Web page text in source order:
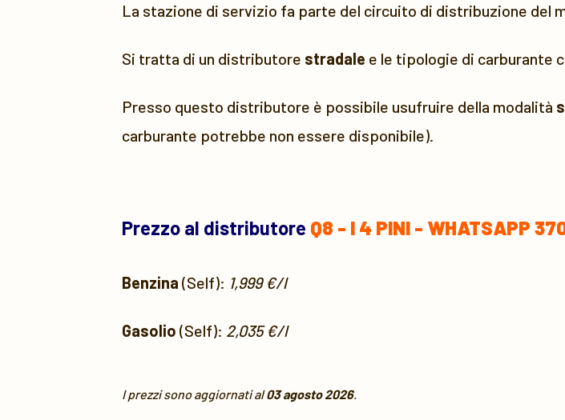
La stazione di servizio fa parte del circuito di distribuzione del
Si tratta di un distributore stradale e le tipologie di carburante
Presso questo distributore è possibile usufruire della modalità
carburante potrebbe non essere disponibile).
Prezzo al distributore Q8 - I 4 PINI - WHATSAPP
Benzina (Self): 1,999 €/l
Gasolio (Self): 2,035 €/l
I prezzi sono aggiornati al03 agosto 2026.